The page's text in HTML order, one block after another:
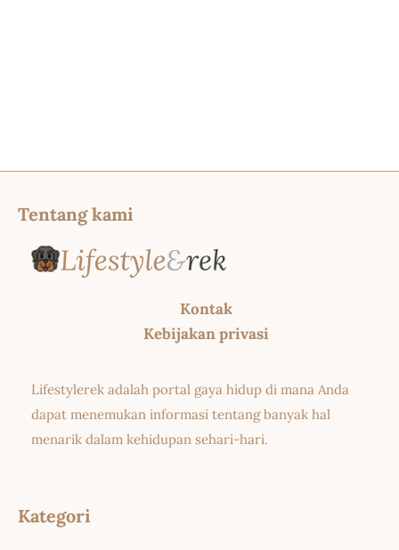
Tentang kami
Kontak
Kebijakan privasi
Lifestylerek adalah portal gaya hidup di mana Anda
dapat menemukan informasi tentang banyak hal
menarik dalam kehidupan sehari-hari.
Kategori